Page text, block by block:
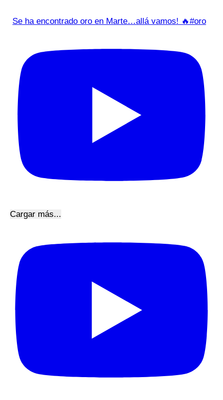
Se ha encontrado oro en Marte…allá vamos! 🔥#oro
Cargar más...